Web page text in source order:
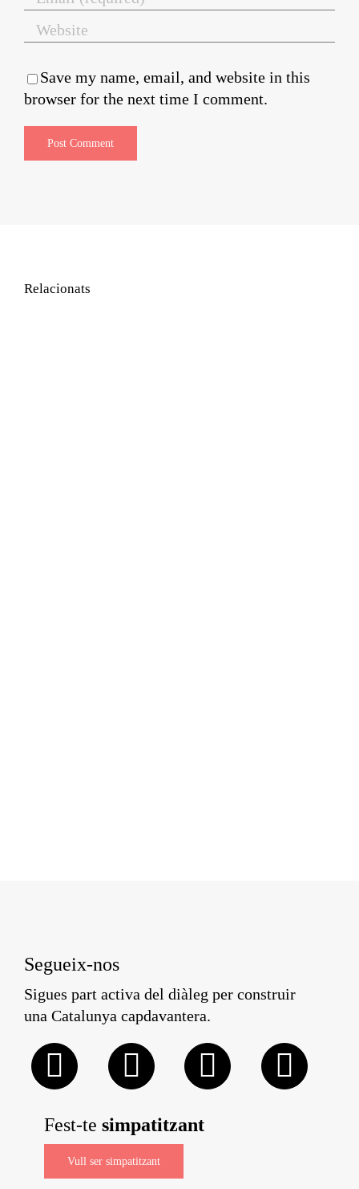
Save my name, email, and website in this
browser for the next time I comment.
Relacionats
Segueix-nos
Sigues part activa del diàleg per construir
una Catalunya capdavantera.
Fest-te simpatitzant
Vull ser simpatitzant